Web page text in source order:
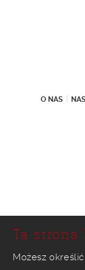
O NAS
Ta
Możesz